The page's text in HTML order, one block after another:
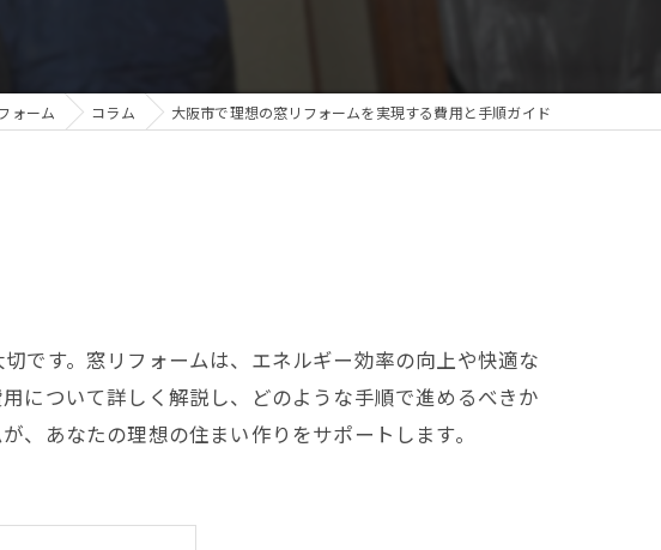
ォーム コラム 大阪市で理想の窓リフォームを実現する費用と手順ガイド
です。窓リフォームは、エネルギー効率の向上や快適な
について詳しく解説し、どのような手順で進めるべきか
あなたの理想の住まい作りをサポートします。